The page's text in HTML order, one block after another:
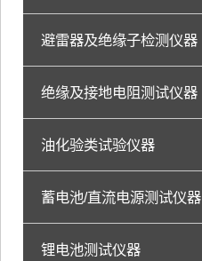
避雷器及绝缘子检测仪器
绝缘及接地电阻测试仪器
油化验类试验仪器
蓄电池/直流电源测试仪器
锂电池测试仪器